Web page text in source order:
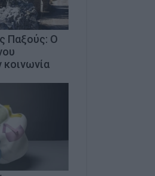
Παξούς: Ο
κοινωνία